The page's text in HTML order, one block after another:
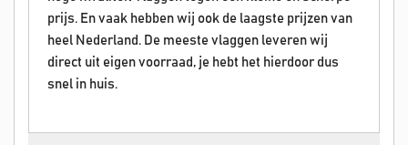
prijs. En vaak hebben wij ook de laagste prijzen van
heel Nederland. De meeste vlaggen leveren wij
direct uit eigen voorraad, je hebt het hierdoor dus
snel in huis.